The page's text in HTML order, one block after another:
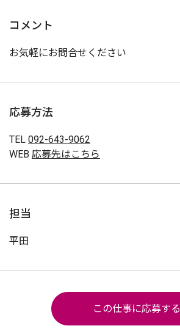
コメント
お気軽にお問合せください
応募方法
TEL 092-643-9062
WEB 応募先はこちら
担当
平田
この仕事に応募する